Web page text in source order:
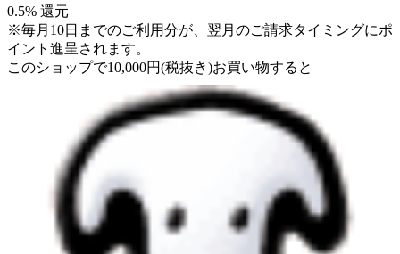
0.5% 還元
※毎月10日までのご利用分が、翌月のご請求タイミングにポ
イント進呈されます。
このショップで10,000円(税抜き)お買い物すると